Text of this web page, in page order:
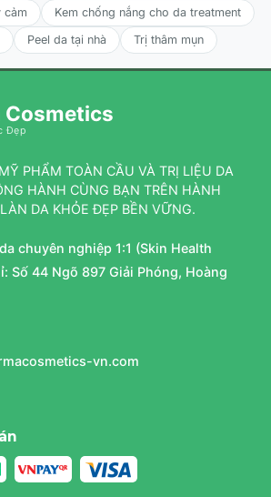
cảm
Kem chống nắng cho da treatment
Peel da tại nhà Trị thâm mụn
Cosmetics
Đẹp
PHẨM TOÀN CẦU VÀ TRỊ LIỆU DA
HÀNH CÙNG BẠN TRÊN HÀNH
DA KHỎE ĐẸP BỀN VỮNG.
chuyên nghiệp 1:1 (Skin Health
Số 44 Ngõ 897 Giải Phóng, Hoàng
vn.com